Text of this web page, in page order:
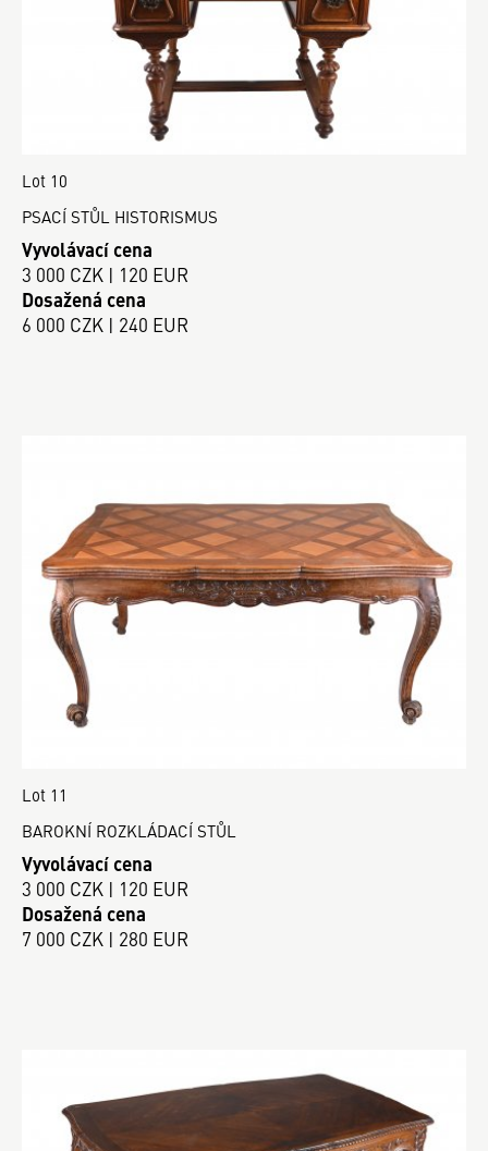
Lot 10
PSACÍ STŮL HISTORISMUS
Vyvolávací cena
3 000 CZK | 120 EUR
Dosažená cena
6 000 CZK | 240 EUR
Lot 11
BAROKNÍ ROZKLÁDACÍ STŮL
Vyvolávací cena
3 000 CZK | 120 EUR
Dosažená cena
7 000 CZK | 280 EUR